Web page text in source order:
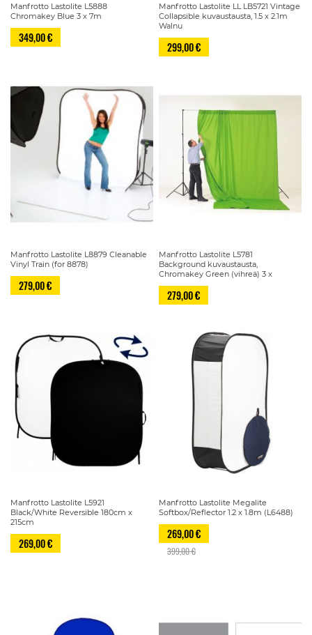
Manfrotto Lastolite L5888
Chromakey Blue 3 x 7m
349,00 €
Manfrotto Lastolite LL LB5721 Vintage
Collapsible kuvaustausta, 1.5 x 2.1m
Walnu
299,00 €
Manfrotto Lastolite L8879 Cleanable
Vinyl Train (for 8878)
279,00 €
Manfrotto Lastolite L5781
Background kuvaustausta,
Chromakey Green (vihreä) 3 x
279,00 €
Manfrotto Lastolite L5921
Black/White Reversible 180cm x
215cm
269,00 €
Manfrotto Lastolite Megalite
Softbox/Reflector 1.2 x 1.8m (L6488)
269,00 €
399,00 €